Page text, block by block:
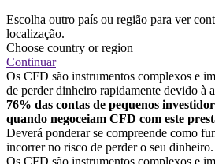
Escolha outro país ou região para ver
localização.
Choose country or region
Continuar
Os CFD são instrumentos complexos e
de perder dinheiro rapidamente devido à
76% das contas de pequenos
quando negoceiam CFD com este
Deverá ponderar se compreende como
incorrer no risco de perder o seu dinheiro.
Os CFD são instrumentos complexos e